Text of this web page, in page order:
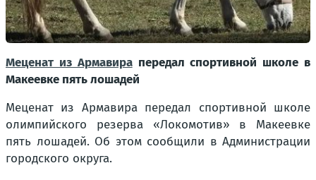
Меценат из Армавирапередал спортивной школе в
Макеевке пять лошадей
Меценат из Армавира передал спортивной школе
олимпийского резерва «Локомотив» в Макеевке
пять лошадей. Об этом сообщили в Администрации
городского округа.